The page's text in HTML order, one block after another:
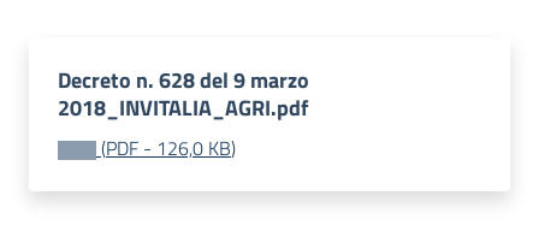
Decreto n. 628 del 9 marzo
2018_INVITALIA_AGRI.pdf
(PDF - 126,0 KB)